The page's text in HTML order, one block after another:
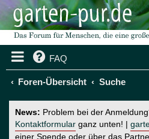
FAQ
Foren-Übersicht Suche
News: Problem bei der
Kontaktformular ganz unten! |
einer Spende oder über das